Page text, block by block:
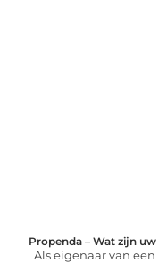
Propenda – Wat zijn
Als eigenaar van